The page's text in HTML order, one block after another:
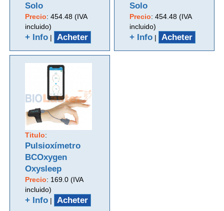
Solo
Precio:454.48 (IVA
incluido)
+ Info | Acheter
Solo
Precio:454.48 (IVA
incluido)
+ Info | Acheter
Titulo:
Pulsioxímetro
BCOxygen
Oxysleep
Precio: 169.0 (IVA
incluido)
+ Info | Acheter